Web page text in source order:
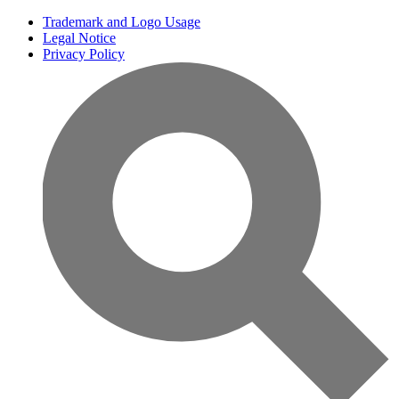
Trademark and Logo Usage
Legal Notice
Privacy Policy